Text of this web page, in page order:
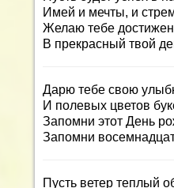
Имей и мечты, и
Желаю тебе
В прекрасный твой
Дарю тебе свою
И полевых цветов
Запомни этот День
Запомни
Пусть ветер теплый